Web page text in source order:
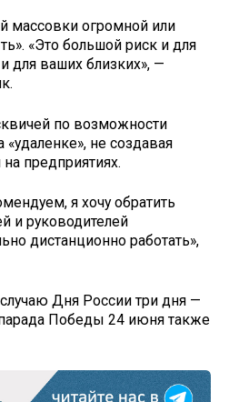
массовки огромной или
«Это большой риск и для
для ваших близких», —
по возможности
«удаленке», не создавая
предприятиях.
я хочу обратить
и руководителей
дистанционно работать»,
Дня России три дня —
Победы 24 июня также